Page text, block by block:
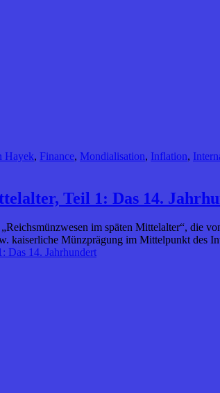
Hayek, Finance, Mondialisation, Inflation,
Teil 1: Das 14.
im späten Mittelalter“, die
kaiserliche Münzprägung im Mittelpunkt
Das 14. Jahrhundert